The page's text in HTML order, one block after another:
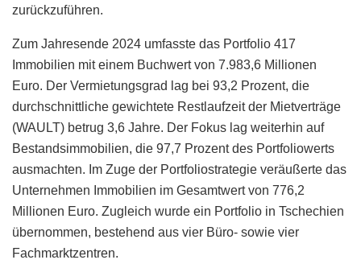
zurückzuführen.
Zum Jahresende 2024 umfasste das Portfolio 417
Immobilien mit einem Buchwert von 7.983,6 Millionen
Euro. Der Vermietungsgrad lag bei 93,2 Prozent, die
durchschnittliche gewichtete Restlaufzeit der Mietverträge
(WAULT) betrug 3,6 Jahre. Der Fokus lag weiterhin auf
Bestandsimmobilien, die 97,7 Prozent des Portfoliowerts
ausmachten. Im Zuge der Portfoliostrategie veräußerte das
Unternehmen Immobilien im Gesamtwert von 776,2
Millionen Euro. Zugleich wurde ein Portfolio in Tschechien
übernommen, bestehend aus vier Büro- sowie vier
Fachmarktzentren.